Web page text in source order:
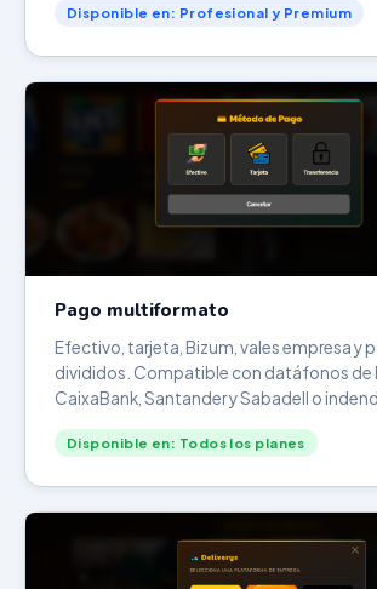
Disponible en: Profesional y Premium
Pago multiformato
Efectivo, tarjeta, Bizum, vales empresa y
divididos. Compatible con datáfonos de
CaixaBank, Santander y Sabadell o
Disponible en: Todos los planes